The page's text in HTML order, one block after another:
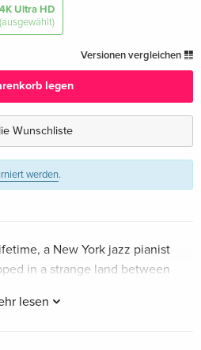
4K Ultra HD
(ausgewählt)
Versionen vergleichen
legen
Wunschliste
werden.
lesen
a New York jazz pianist
in a strange land between